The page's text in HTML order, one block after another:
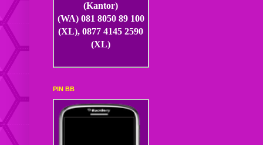
(Kantor)
(WA) 081 8050 89 100
(XL), 0877 4145 2590
(XL)
PIN BB